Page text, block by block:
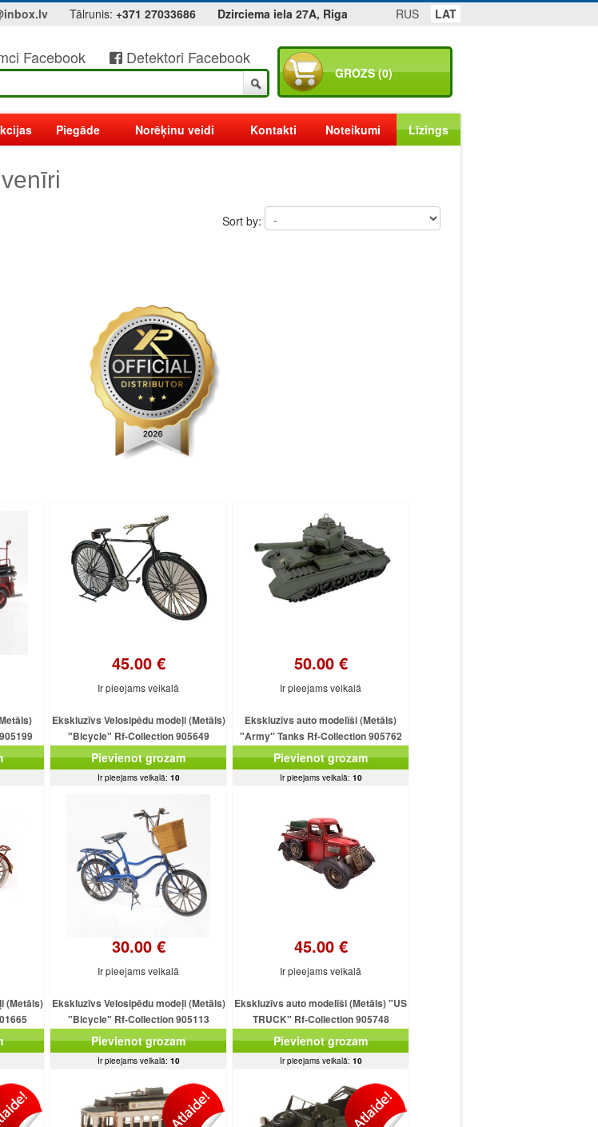
Tālrunis: +371 27033686 Dzirciema iela 27A, Riga LAT
RUS
Facebook Detektori Facebook
GROZS (0)
Piegāde Norēķinu veidi Kontakti Noteikumi Līzings
Sort by:
45.00 €
Ir pieejams veikalā
Ekskluzīvs Velosipēdu modeļi (Metāls)
"Bicycle" Rf-Collection 905649
(35.5x9x18.5cm)
Pievienot grozam
Ir pieejams veikalā: 10
50.00 €
Ir pieejams veikalā
Ekskluzīvs auto modelīši (Metāls)
"Army" Tanks Rf-Collection 905762
(28x12x11cm)
Pievienot grozam
Ir pieejams veikalā: 10
(Metāls)
30.00 €
Ir pieejams veikalā
Ekskluzīvs Velosipēdu modeļi (Metāls)
"Bicycle" Rf-Collection 905113
(27x11x21cm)
Pievienot grozam
Ir pieejams veikalā: 10
45.00 €
Ir pieejams veikalā
Ekskluzīvs auto modelīši (Metāls) "US
TRUCK" Rf-Collection 905748
(26x12x13cm)
Pievienot grozam
Ir pieejams veikalā: 10